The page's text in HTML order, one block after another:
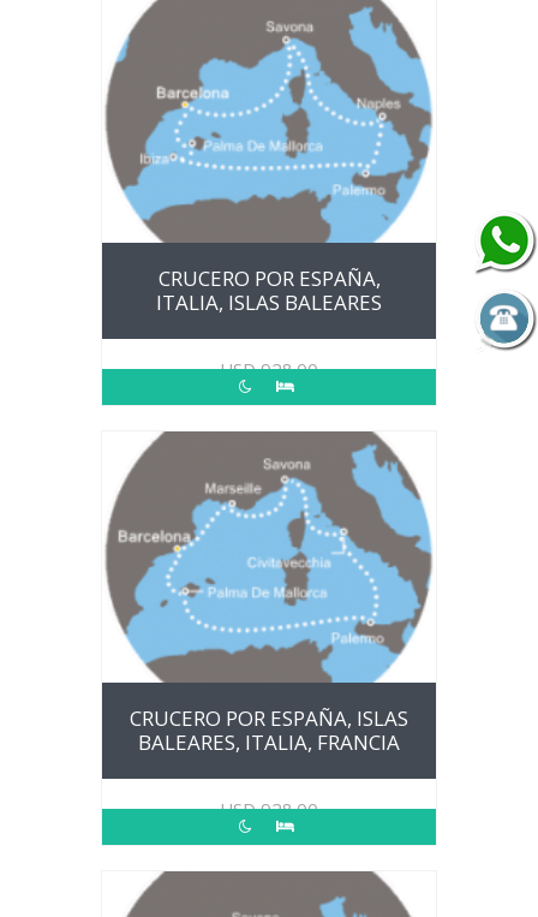
CRUCERO POR ESPAÑA,
ITALIA, ISLAS BALEARES
USD928.00
CRUCERO POR ESPAÑA, ISLAS
BALEARES, ITALIA, FRANCIA
USD928.00